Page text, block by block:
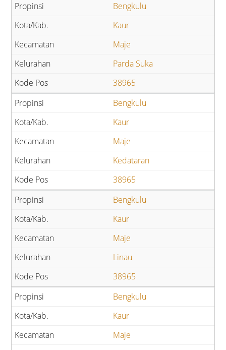
Bengkulu
Kaur
Maje
Parda Suka
38965
Bengkulu
Kaur
Maje
Kedataran
38965
Bengkulu
Kaur
Maje
Linau
38965
Bengkulu
Kaur
Maje